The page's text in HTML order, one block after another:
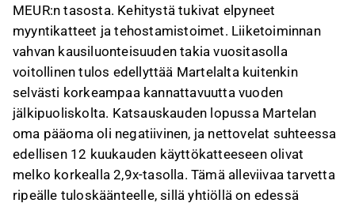
MEUR:n tasosta. Kehitystä tukivat elpyneet
myyntikatteet ja tehostamistoimet. Liiketoiminnan
vahvan kausiluonteisuuden takia vuositasolla
voitollinen tulos edellyttää Martelalta kuitenkin
selvästi korkeampaa kannattavuutta vuoden
jälkipuoliskolta. Katsauskauden lopussa Martelan
oma pääoma oli negatiivinen, ja nettovelat suhteessa
edellisen 12 kuukauden käyttökatteeseen olivat
melko korkealla 2,9x-tasolla. Tämä alleviivaa tarvetta
ripeälle tuloskäänteelle, sillä yhtiöllä on edessä